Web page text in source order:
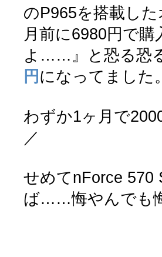
のP965を搭載し
月前に6980円で
よ……』と恐る恐
円 になってました。
わずか1ヶ月で
／
せめてnForce 570
ば……悔やんでも